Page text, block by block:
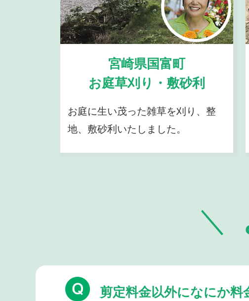
宮崎県国富町
お庭草刈り・敷砂利
お庭に生い茂った雑草を刈り、整
地、敷砂利いたしました。
剪定料金以外になにか